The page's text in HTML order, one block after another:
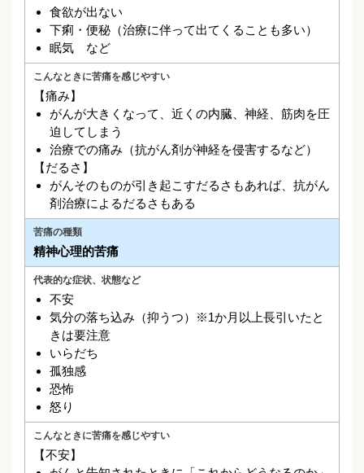
食欲が出ない
下痢・便秘（治療に伴って出てくることも多い）
眠気 など
【痛み】
がんが大きくなって、近くの内臓、神経、筋肉を圧
迫してしまう
治療での痛み（抗がん剤が神経を侵害するなど）
【だるさ】
がんそのものが引き起こすだるさもあれば、抗がん
剤治療によるだるさもある
精神心理的苦痛
不安
気分の落ち込み（抑うつ）※1か月以上長引いたと
きは要注意
いらだち
孤独感
恐怖
怒り
【不安】